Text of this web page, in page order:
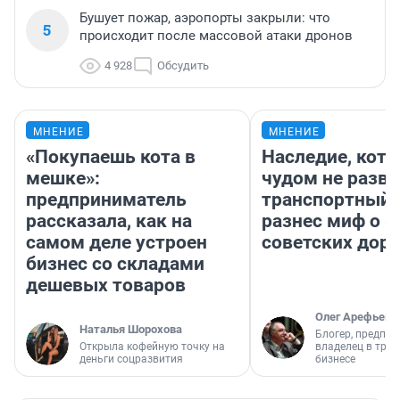
5
Бушует пожар, аэропорты закрыли: что
происходит после массовой атаки дронов
4 928 Обсудить
МНЕНИЕ
«Покупаешь кота в
мешке»:
предприниматель
рассказала, как на
самом деле устроен
бизнес со складами
дешевых товаров
Наталья Шорохова
Открыла кофейную точку на
деньги соцразвития
МНЕНИЕ
Наследие,
чудом не
транспортный
разнес миф о
советских
Олег Арефьев
Блогер,
владелец в
бизнесе